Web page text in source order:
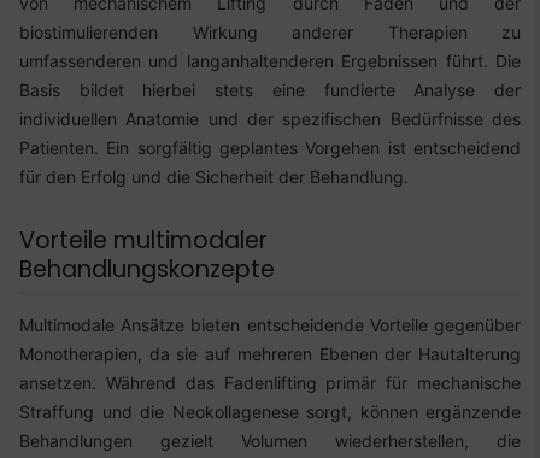
biostimulierenden Wirkung anderer Therapien zu
umfassenderen und langanhaltenderen Ergebnissen führt. Die
Basis bildet hierbei stets eine fundierte Analyse der
individuellen Anatomie und der spezifischen Bedürfnisse des
Patienten. Ein sorgfältig geplantes Vorgehen ist entscheidend
für den Erfolg und die Sicherheit der Behandlung.
Vorteile multimodaler
Behandlungskonzepte
Multimodale Ansätze bieten entscheidende Vorteile gegenüber
Monotherapien, da sie auf mehreren Ebenen der Hautalterung
ansetzen. Während das Fadenlifting primär für mechanische
Straffung und die Neokollagenese sorgt, können ergänzende
Behandlungen gezielt Volumen wiederherstellen, die